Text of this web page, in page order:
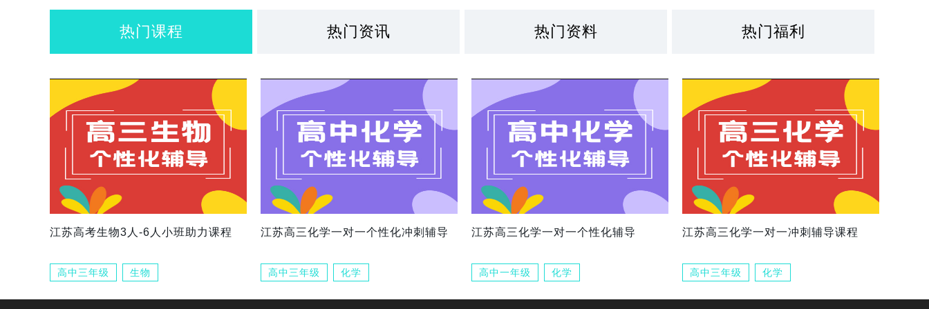
热门课程 热门资讯 热门资料 热门福利
江苏高考生物3人-6人小班助力课程
高中三年级 生物
江苏高三化学一对一个性化冲刺辅导
高中三年级 化学
江苏高三化学一对一个性化辅导
高中一年级 化学
江苏高三化学一对一冲刺辅导课程
高中三年级 化学